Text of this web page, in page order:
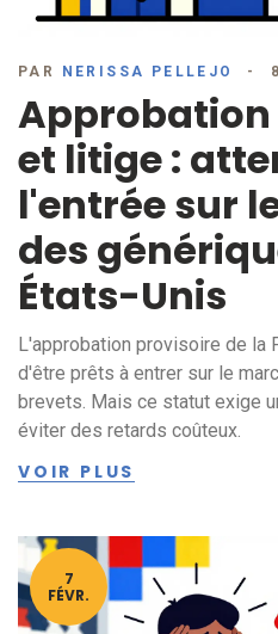
PAR NERISSA PELLEJO
et litige :
l'entrée sur
des
États-Unis
L'approbation provisoire de la
d'être prêts à entrer sur le
brevets. Mais ce statut exige
éviter des retards coûteux.
VOIR PLUS
7
FÉVR.